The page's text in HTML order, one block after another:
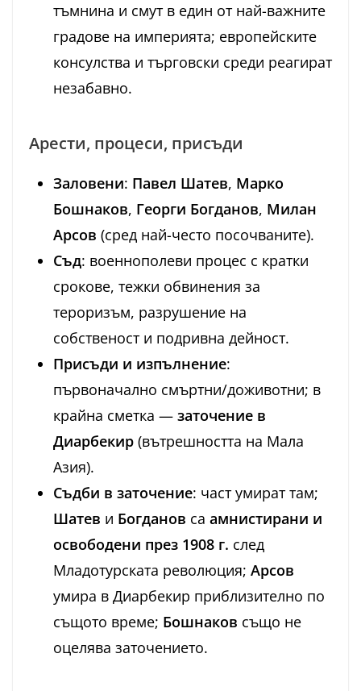
тъмнина и смут в един от най-важните
градове на империята; европейските
консулства и търговски среди реагират
незабавно.
Арести, процеси, присъди
Заловени: Павел Шатев, Марко
Бошнаков, Георги Богданов, Милан
Арсов (сред най-често посочваните).
Съд: военнополеви процес с кратки
срокове, тежки обвинения за
тероризъм, разрушение на
собственост и подривна дейност.
Присъди и изпълнение:
първоначално смъртни/доживотни; в
крайна сметка — заточение в
Диарбекир (вътрешността на Мала
Азия).
Съдби в заточение: част умират там;
Шатев и Богданов са амнистирани и
освободени през 1908 г. след
Младотурската революция; Арсов
умира в Диарбекир приблизително по
същото време; Бошнаков също не
оцелява заточението.